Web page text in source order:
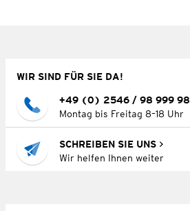
WIR SIND FÜR SIE DA!
+49 (0) 2546 / 98 999 98
Montag bis Freitag 8–18 Uhr
SCHREIBEN SIE UNS
Wir helfen Ihnen weiter